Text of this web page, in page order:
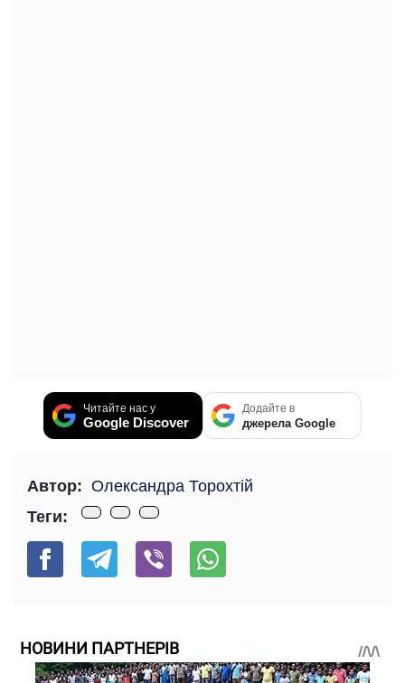
Читайте нас у
Google Discover
Додайте в
джерела Google
Автор: Олександра Торохтій
Теги:
НОВИНИ ПАРТНЕРІВ